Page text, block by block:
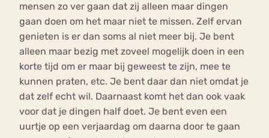
mensen zo ver gaan dat zij alleen maar dingen
gaan doen om het maar niet te missen. Zelf ervan
genieten is er dan soms al niet meer bij. Je bent
alleen maar bezig met zoveel mogelijk doen in een
korte tijd om er maar bij geweest te zijn, mee te
kunnen praten, etc. Je bent daar dan niet omdat je
dat zelf echt wil. Daarnaast komt het dan ook vaak
voor dat je dingen half doet. Je bent even een
uurtje op een verjaardag om daarna door te gaan